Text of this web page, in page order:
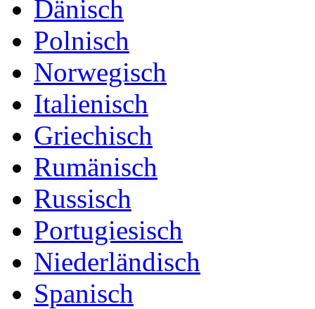
Dänisch
Polnisch
Norwegisch
Italienisch
Griechisch
Rumänisch
Russisch
Portugiesisch
Niederländisch
Spanisch